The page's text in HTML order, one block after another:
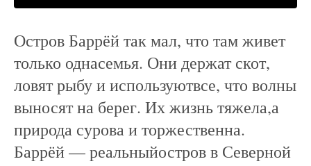
Остров Баррёй так мал, что там живет
только однасемья. Они держат скот,
ловят рыбу и используютвсе, что волны
выносят на берег. Их жизнь тяжела,а
природа сурова и торжественна.
Баррёй — реальныйостров в Северной